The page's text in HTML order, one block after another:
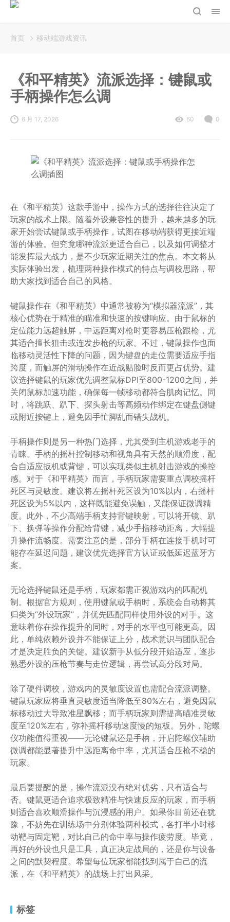
首页 移动端游戏资讯
《和平精英》流派选择：键鼠或
手柄操作怎么调
6 月 17, 2026 60 0
在《和平精英》这款手游中，操作方式的选择往往决定了
玩家的战术上限。随着外设兼容性的提升，越来越多的玩
家开始尝试键鼠或手柄操作，试图在移动端获得更接近端
游的体验。但究竟哪种流派更适合自己，以及如何调整才
能发挥最大战力，是不少玩家近期关注的焦点。本文将从
实际体验出发，梳理两种操作模式的特点与调校思路，帮
助大家找到适合自己的风格。
键鼠操作在《和平精英》中通常被称为“模拟器流派”，其
核心优势在于精准的瞄准和快速的按键响应。由于鼠标的
定位能力远超触屏，中远距离对枪时更容易压枪跟枪，尤
其适合擅长狙击或连发步枪的玩家。不过，键鼠操作也面
临移动灵活性下降的问题，因为键盘的走位需要适应手指
跨度，而触屏的滑动操作在近战贴脸时反而更占优势。建
议选择键鼠的玩家优先调整鼠标DPI至800-1200之间，并
关闭鼠标加速功能，确保每一帧移动都符合肌肉记忆。同
时，将跳跃、趴下、探头射击等高频动作绑定在键盘侧键
或附近按键上，避免因手忙脚乱而错失战机。
手柄操作则是另一种热门选择，尤其受到主机游戏老手的
青睐。手柄的摇杆控制移动和视角具有天然的顺滑度，配
合自适应扳机或背键，可以实现类似主机射击游戏的操控
感。对于《和平精英》而言，手柄玩家需要重点调校摇杆
死区与灵敏度。建议将左摇杆死区设为10%以内，右摇杆
死区设为5%以内，这样既能避免误触，又能保证微调精
度。此外，不少高端手柄支持背键映射，可以将开镜、趴
下、换弹等操作分配给背键，减少手指移动距离，大幅提
升操作流畅度。需要注意的是，部分手柄在连接手机时可
能存在延迟问题，建议优先选择官方认证或低延迟蓝牙方
案。
无论选择键鼠还是手柄，玩家都需正视游戏内的匹配机
制。根据官方规则，使用键鼠或手柄时，系统会自动将其
归类为“外设玩家”，并优先匹配同样使用外设的对手。这
意味着你在操作提升的同时，对手的水平也可能更高。因
此，单纯依赖外设并不能保证上分，战术意识与团队配合
才是决定胜负的关键。建议新手从低分段开始适应，逐步
熟悉外设的压枪节奏与走位逻辑，再尝试高分段对局。
除了硬件调校，游戏内的灵敏度设置也需配合流派调整。
键鼠玩家应将垂直灵敏度适当降低至80%左右，避免因鼠
标移动过大导致准星飘移；而手柄玩家则需提高瞄准灵敏
度至120%左右，弥补摇杆移动速度慢的短板。另外，陀螺
仪功能值得重视——无论键鼠还是手柄，开启陀螺仪辅助
微调都能显著提升中远距离命中率，尤其适合压枪不稳的
玩家。
最后要提醒的是，操作流派没有绝对优劣，只有适合与
否。键鼠更适合追求极致精准与快速反应的玩家，而手柄
则适合喜欢顺滑操作与沉浸感的用户。如果你目前还在犹
豫，不妨先在训练场中分别体验两种模式，各打半小时移
动靶与固定靶，对比自己的命中率与操作疲劳度。毕竟，
再好的外设也只是工具，真正决定战局的，还是你与设备
之间的默契程度。希望每位玩家都能找到属于自己的流
派，在《和平精英》的战场上打出风采。
标签